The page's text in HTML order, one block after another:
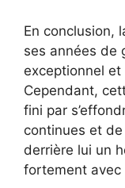
En conclusion,
ses années de
exceptionnel
Cependant,
fini par
continues et
derrière lui un
fortement avec